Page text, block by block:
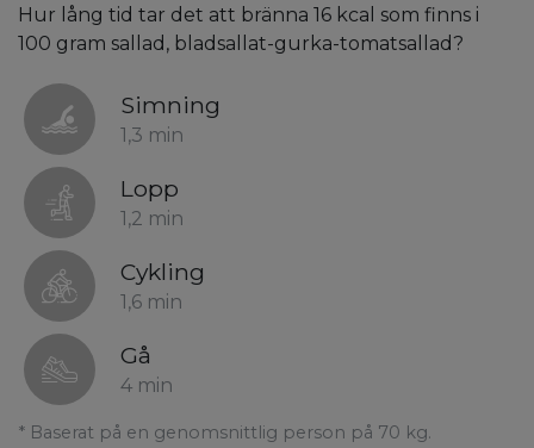
Hur lång tid tar det att bränna 16 kcal som finns i
100 gram sallad, bladsallat-gurka-tomatsallad?
Simning
1,3 min
Lopp
1,2 min
Cykling
1,6 min
Gå
4 min
* Baserat på en genomsnittlig person på 70 kg.